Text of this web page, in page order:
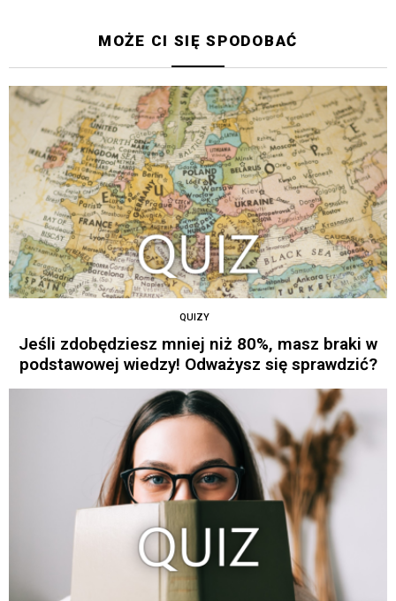
MOŻE CI SIĘ SPODOBAĆ
QUIZY
Jeśli zdobędziesz mniej niż 80%, masz braki w
podstawowej wiedzy! Odważysz się sprawdzić?